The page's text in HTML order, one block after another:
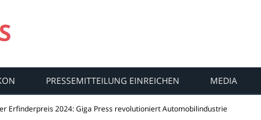
PRESSEMITTEILUNG EINREICHEN MEDIA
Erfinderpreis 2024: Giga Press revolutioniert Automobilindustrie